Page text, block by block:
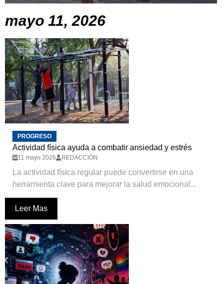
mayo 11, 2026
PROGRESO
Actividad física ayuda a combatir ansiedad y estrés
11 mayo 2026 REDACCIÓN
La actividad física regular puede convertirse en una
herramienta clave para mejorar la salud emocional...
Leer Mas